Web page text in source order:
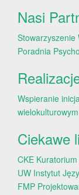
Nasi
Stowarzyszenie
Poradnia
Wspieranie
wielokulturowym
Ciekawe
CKE
UW Instytut
FMP